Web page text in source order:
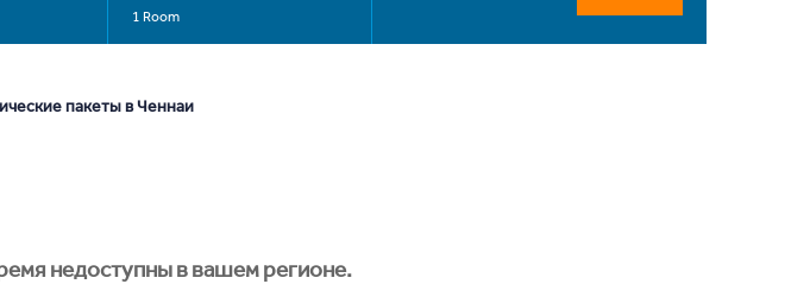
1 Room
пакеты в Ченнаи
недоступны в вашем регионе.